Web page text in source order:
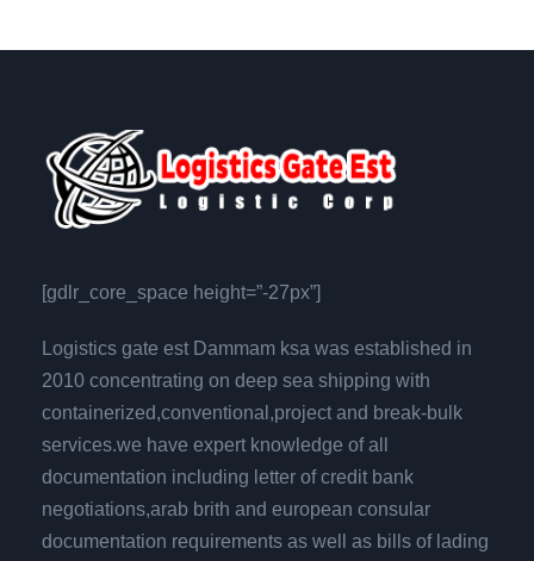
[gdlr_core_space height=”-27px”]
Logistics gate est Dammam ksa was established in
2010 concentrating on deep sea shipping with
containerized,conventional,project and break-bulk
services.we have expert knowledge of all
documentation including letter of credit bank
negotiations,arab brith and european consular
documentation requirements as well as bills of lading